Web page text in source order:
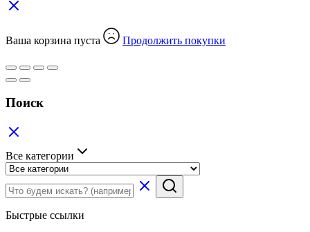
Ваша корзина пуста Продолжить покупки
Поиск
Все категории
Быстрые ссылки